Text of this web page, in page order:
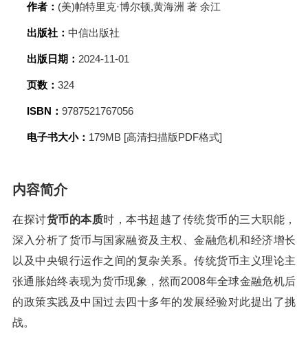
作者： (美)帕特里克·博尔顿,黄海洲 著 余江
出版社： 中信出版社
出版日期： 2024-11-01
页数： 324
ISBN： 9787521767056
电子书大小： 179MB [高清扫描版PDF格式]
内容简介
在探讨货币的本质时，本书超越了传统货币的三大职能，
深入分析了货币与国家融资及主权、金融危机和经济增长
以及中央银行运作之间的复杂关系。传统货币主义理论主
张通胀始终表现为货币现象，然而2008年全球金融危机后
的政策实践及中国过去四十多年的发展经验对此提出了挑
战。